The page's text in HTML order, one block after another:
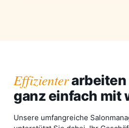
Effizienterarbeiten
ganz einfach mit
Unsere umfangreiche